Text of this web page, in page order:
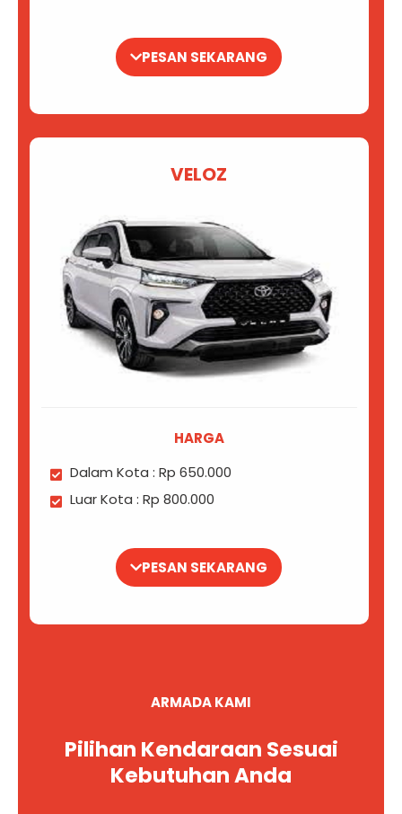
PESAN SEKARANG
VELOZ
HARGA
Dalam Kota : Rp 650.000
Luar Kota : Rp 800.000
PESAN SEKARANG
ARMADA KAMI
Pilihan Kendaraan Sesuai
Kebutuhan Anda